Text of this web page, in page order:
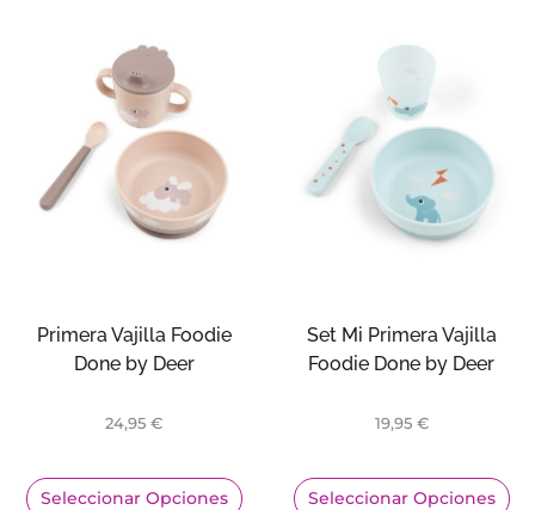
Primera Vajilla Foodie
Done by Deer
24,95 €
Seleccionar Opciones
Set Mi Primera Vajilla
Foodie Done by Deer
19,95 €
Seleccionar Opciones